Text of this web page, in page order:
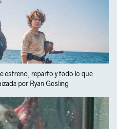
estreno, reparto y todo lo que
por Ryan Gosling